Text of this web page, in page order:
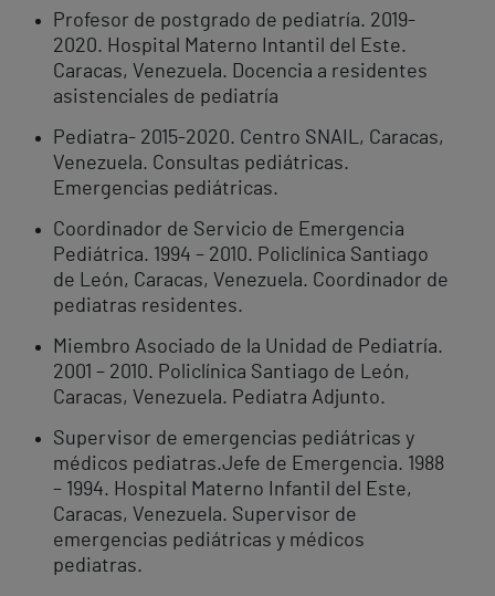
Profesor de postgrado de pediatría. 2019-
2020. Hospital Materno Intantil del Este.
Caracas, Venezuela. Docencia a residentes
asistenciales de pediatría
Pediatra- 2015-2020. Centro SNAIL, Caracas,
Venezuela. Consultas pediátricas.
Emergencias pediátricas.
Coordinador de Servicio de Emergencia
Pediátrica. 1994 – 2010. Policlínica Santiago
de León, Caracas, Venezuela. Coordinador de
pediatras residentes.
Miembro Asociado de la Unidad de Pediatría.
2001 – 2010. Policlínica Santiago de León,
Caracas, Venezuela. Pediatra Adjunto.
Supervisor de emergencias pediátricas y
médicos pediatras.Jefe de Emergencia. 1988
– 1994. Hospital Materno Infantil del Este,
Caracas, Venezuela. Supervisor de
emergencias pediátricas y médicos
pediatras.